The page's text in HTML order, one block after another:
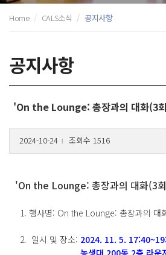
Home CALS소식 공지사항
공지사항
'On the Lounge: 총장과의 대화(3
2024-10-24 l 조회수 1516
'On the Lounge: 총장과의 대화(3
1. 행사명: On the Lounge: 총장과의 대
2. 일시 및 장소: 2024. 11. 5.
농생대 200동 2층 라운